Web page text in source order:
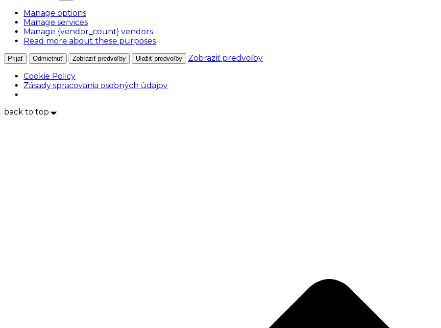
Manage options
Manage services
Manage {vendor_count} vendors
Read more about these purposes
Prijať Odmietnuť Zobraziť predvoľby Uložiť predvoľby
Zobraziť predvoľby
Cookie Policy
Zásady spracovania osobných údajov
back to top